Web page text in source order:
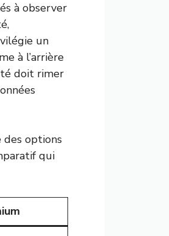
à observer
un
à l’arrière
doit rimer
des options
qui